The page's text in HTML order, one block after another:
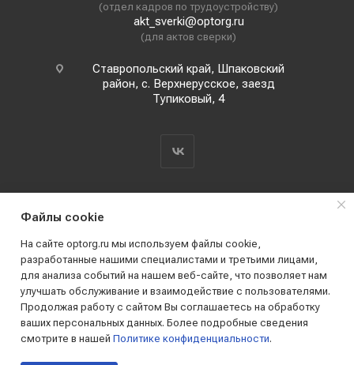
(отдел кадров по трудоустройству)
akt_sverki@optorg.ru
(для актов сверки)
Ставропольский край, Шпаковский
район, с. Верхнерусское, заезд
Тупиковый, 4
2019 - 2026 © АО КПК "Ставропольстройопторг"
Все права защищены
Файлы cookie
На сайте optorg.ru мы используем файлы cookie,
разработанные нашими специалистами и третьими лицами,
для анализа событий на нашем веб-сайте, что позволяет нам
улучшать обслуживание и взаимодействие с пользователями.
Продолжая работу с сайтом Вы соглашаетесь на обработку
ваших персональных данных. Более подробные сведения
смотрите в нашей Политике конфиденциальности.